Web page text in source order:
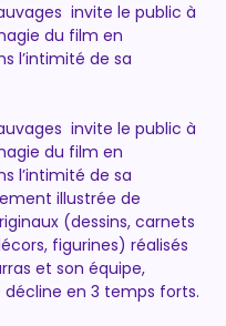
invite le public à
du film en
l’intimité de sa
invite le public à
du film en
l’intimité de sa
illustrée de
(dessins, carnets
figurines) réalisés
et son équipe,
décline en 3 temps forts.